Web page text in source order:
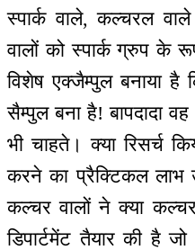
स्पार्क वाले, कल्चरल
वालों को स्पार्क ग्रुप के
विशेष एक्जैम्पुल बनाया है
सैम्पुल बना है! बापदादा
भी चाहते। क्या रिसर्च
करने का प्रैक्टिकल लाभ
कल्चर वालों ने क्या
डिपार्टमेंट तैयार की है